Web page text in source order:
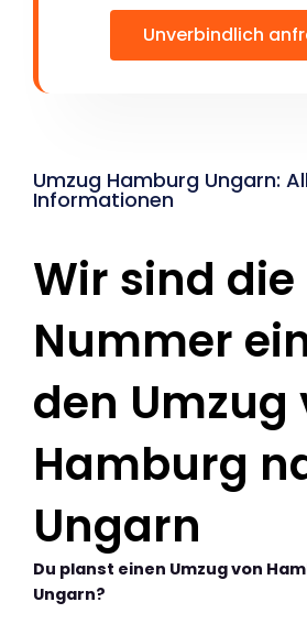
Unverbindlich
Umzug Hamburg Ungarn:
Informationen
Wir sind die
Nummer
den Umzug
Hamburg
Ungarn
Du planst einen Umzug von
Ungarn?